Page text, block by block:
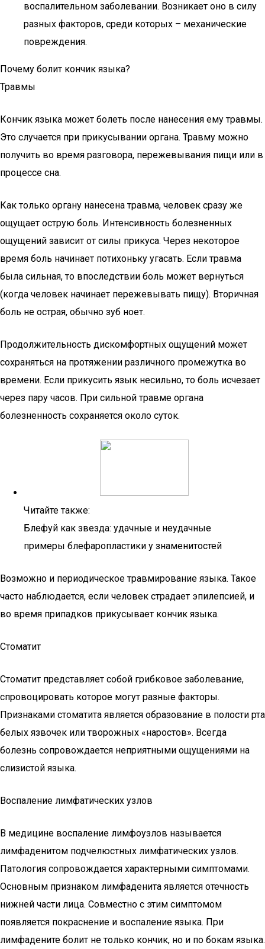
воспалительном заболевании. Возникает оно в силу
разных факторов, среди которых – механические
повреждения.
Почему болит кончик языка?
Травмы
Кончик языка может болеть после нанесения ему травмы.
Это случается при прикусывании органа. Травму можно
получить во время разговора, пережевывания пищи или в
процессе сна.
Как только органу нанесена травма, человек сразу же
ощущает острую боль. Интенсивность болезненных
ощущений зависит от силы прикуса. Через некоторое
время боль начинает потихоньку угасать. Если травма
была сильная, то впоследствии боль может вернуться
(когда человек начинает пережевывать пищу). Вторичная
боль не острая, обычно зуб ноет.
Продолжительность дискомфортных ощущений может
сохраняться на протяжении различного промежутка во
времени. Если прикусить язык несильно, то боль исчезает
через пару часов. При сильной травме органа
болезненность сохраняется около суток.
Читайте также:
Блефуй как звезда: удачные и неудачные
примеры блефаропластики у знаменитостей
Возможно и периодическое травмирование языка. Такое
часто наблюдается, если человек страдает эпилепсией, и
во время припадков прикусывает кончик языка.
Стоматит
Стоматит представляет собой грибковое заболевание,
спровоцировать которое могут разные факторы.
Признаками стоматита является образование в полости рта
белых язвочек или творожных «наростов». Всегда
болезнь сопровождается неприятными ощущениями на
слизистой языка.
Воспаление лимфатических узлов
В медицине воспаление лимфоузлов называется
лимфаденитом подчелюстных лимфатических узлов.
Патология сопровождается характерными симптомами.
Основным признаком лимфаденита является отечность
нижней части лица. Совместно с этим симптомом
появляется покраснение и воспаление языка. При
лимфадените болит не только кончик, но и по бокам языка.